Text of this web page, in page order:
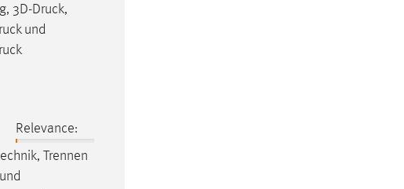
3D-Druck,
und
Relevance:
Trennen